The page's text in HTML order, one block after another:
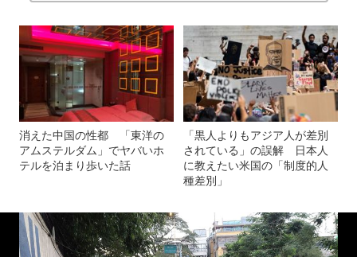
消えた中国の性都 「東洋の
アムステルダム」でヤバいホ
テルを泊まり歩いた話
「黒人よりもアジア人が差別
されている」の誤解 日本人
に教えたい米国の「制度的人
種差別」